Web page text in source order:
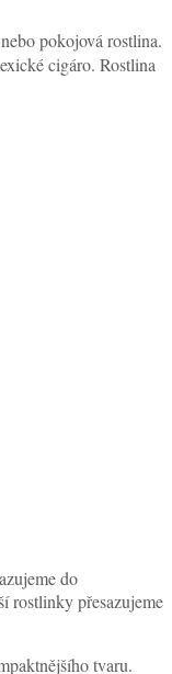
pokojová rostlina.
cigáro. Rostlina
do
rostlinky přesazujeme
tvaru.